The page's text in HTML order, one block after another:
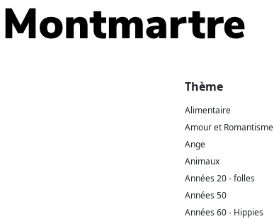
Thème
Alimentaire
Amour et Romantisme
Ange
Animaux
Années 20 - folles
Années 50
Années 60 - Hippies